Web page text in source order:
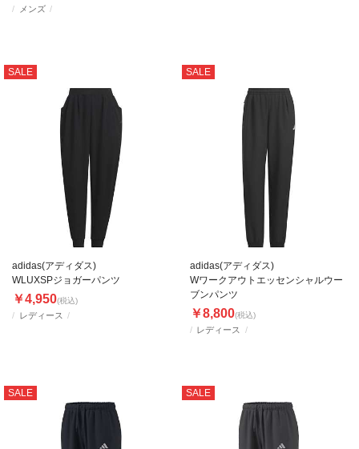
メンズ
SALE
レディース
adidas(アディダス)
WLUXSPジョガーパンツ
￥4,950(税込)
SALE
レディース
adidas(アディダス)
Wワークアウトエッセンシャルウー
ブンパンツ
￥8,800(税込)
SALE SALE